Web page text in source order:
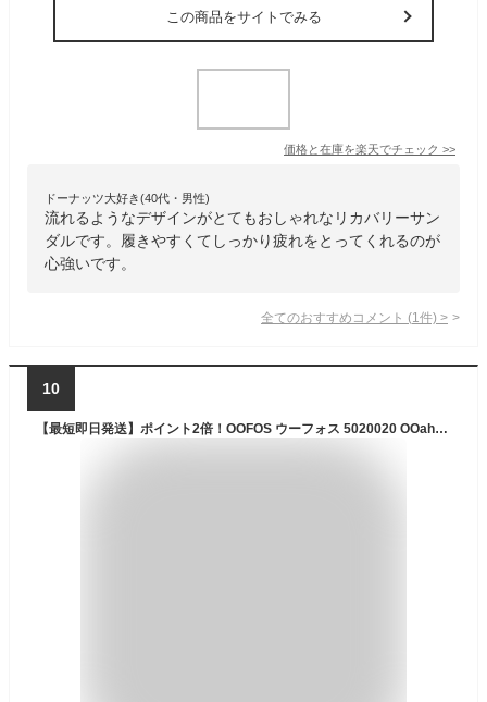
この商品をサイトでみる
価格と在庫を楽天でチェック >>
ドーナッツ大好き(40代・男性)
流れるようなデザインがとてもおしゃれなリカバリーサン
ダルです。履きやすくてしっかり疲れをとってくれるのが
心強いです。
全てのおすすめコメント (1 件) >
10
【最短即日発送】ポイント2倍！OOFOS ウーフォス 5020020 OOahh ウーアー リカバリーサンダル（20000200）【クーポン対象外】【T】｜メンズ レディース アウトドア キャンプ スリッパ ビーチサンダル ビーサン 靴 履き物 草履 つっかけ ブランド おしゃれ 春 ギフト